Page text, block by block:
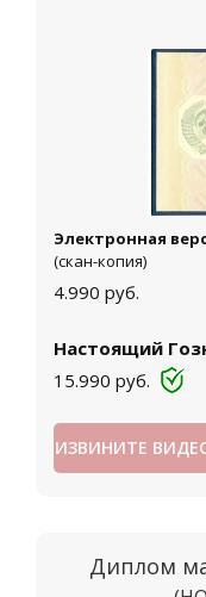
Электронная
(скан-копия)
4.990 руб.
Настоящий
15.990 руб.
ИЗВИНИТЕ
Диплом